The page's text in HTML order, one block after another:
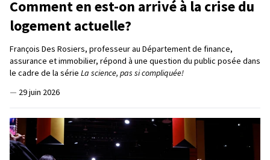
Comment en est-on arrivé à la crise du
logement actuelle?
François Des Rosiers, professeur au Département de finance,
assurance et immobilier, répond à une question du public posée dans
le cadre de la série La science, pas si compliquée!
— 29 juin 2026